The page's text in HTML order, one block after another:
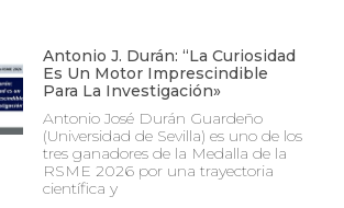
Antonio J. Durán: “La Curiosidad
Es Un Motor Imprescindible
Para La Investigación»
Antonio José Durán Guardeño
(Universidad de Sevilla) es uno de los
tres ganadores de la Medalla de la
RSME 2026 por una trayectoria
científica y